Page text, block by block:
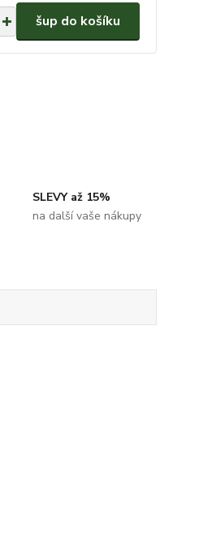
šup do košíku
SLEVY až 15%
na další vaše nákupy